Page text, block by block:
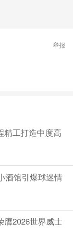
举报
精工打造中度高
酒馆引爆球迷情
膺2026世界威士